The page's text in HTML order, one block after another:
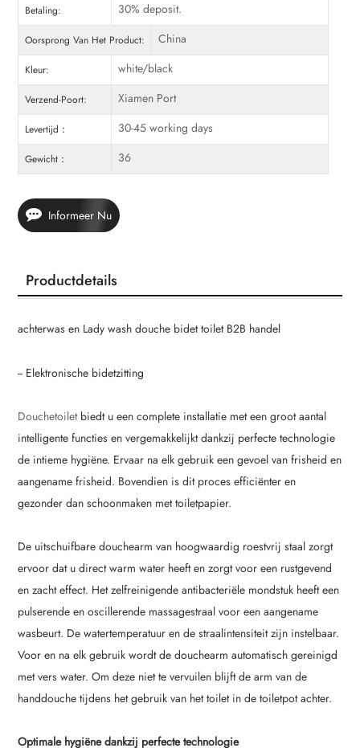
Betaling: 30% deposit.
Oorsprong Van Het Product: China
Kleur: white/black
Verzend-Poort: Xiamen Port
Levertijd： 30-45 working days
Gewicht： 36
Informeer Nu
Productdetails
achterwas en Lady wash douche bidet toilet B2B handel
-- Elektronische bidetzitting
Douchetoiletbiedt u een complete installatie met een groot aantal
intelligente functies en vergemakkelijkt dankzij perfecte technologie
de intieme hygiëne. Ervaar na elk gebruik een gevoel van frisheid en
aangename frisheid. Bovendien is dit proces efficiënter en
gezonder dan schoonmaken met toiletpapier.
De uitschuifbare douchearm van hoogwaardig roestvrij staal zorgt
ervoor dat u direct warm water heeft en zorgt voor een rustgevend
en zacht effect. Het zelfreinigende antibacteriële mondstuk heeft een
pulserende en oscillerende massagestraal voor een aangename
wasbeurt. De watertemperatuur en de straalintensiteit zijn instelbaar.
Voor en na elk gebruik wordt de douchearm automatisch gereinigd
met vers water. Om deze niet te vervuilen blijft de arm van de
handdouche tijdens het gebruik van het toilet in de toiletpot achter.
Optimale hygiëne dankzij perfecte technologie